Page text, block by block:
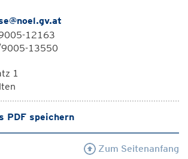
12163
13550
1
PDF speichern
Zum Seitenanfang